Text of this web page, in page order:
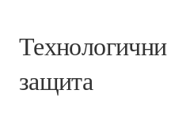
защита